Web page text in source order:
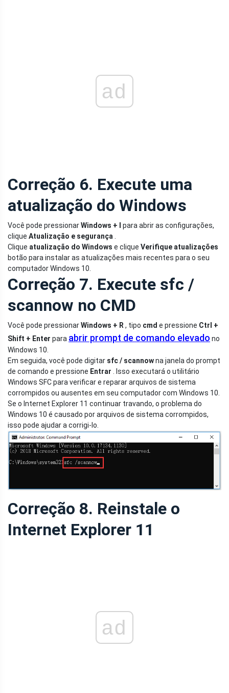
ad
Correção 6. Execute uma
atualização do Windows
Você pode pressionarWindows + I
para abrir as configurações,
clique Atualização e segurança
Clique atualização do Windows e clique Verifique atualizações
botão para instalar as atualizações mais recentes para o seu
computador Windows 10.
Correção 7. Execute sfc /
scannow no CMD
Você pode pressionarWindows + R , tipo cmd e pressione Ctrl +
Shift + Enter para abrir prompt de comando elevado no
Windows 10.
Em seguida, você pode digitar sfc / scannowna janela do prompt
de comando e pressione Entrar . Isso executará o utilitário
Windows SFC para verificar e reparar arquivos de sistema
corrompidos ou ausentes em seu computador com Windows 10.
Se o Internet Explorer 11 continuar travando, o problema do
Windows 10 é causado por arquivos de sistema corrompidos,
isso pode ajudar a corrigi-lo.
Correção 8. Reinstale o
Internet Explorer 11
ad